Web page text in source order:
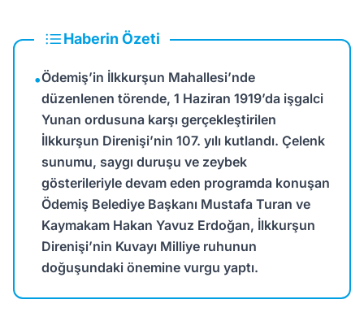
Haberin Özeti
•Ödemiş’in İlkkurşun Mahallesi’nde
düzenlenen törende, 1 Haziran 1919’da işgalci
Yunan ordusuna karşı gerçekleştirilen
İlkkurşun Direnişi’nin 107. yılı kutlandı. Çelenk
sunumu, saygı duruşu ve zeybek
gösterileriyle devam eden programda konuşan
Ödemiş Belediye Başkanı Mustafa Turan ve
Kaymakam Hakan Yavuz Erdoğan, İlkkurşun
Direnişi’nin Kuvayı Milliye ruhunun
doğuşundaki önemine vurgu yaptı.